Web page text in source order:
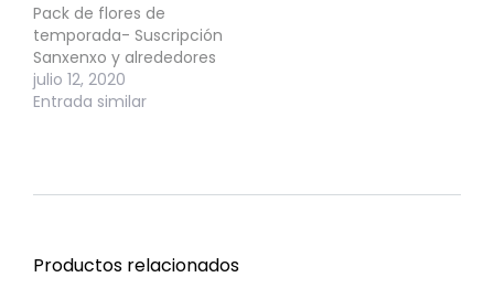
Pack de flores de
temporada- Suscripción
Sanxenxo y alrededores
julio 12, 2020
Entrada similar
Productos relacionados